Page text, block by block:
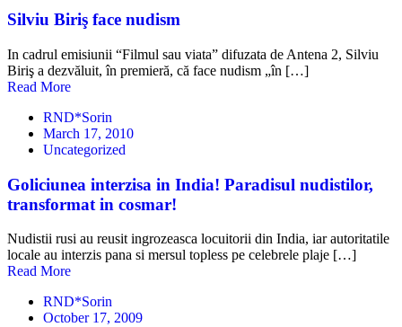
Silviu Biriş face nudism
In cadrul emisiunii “Filmul sau viata” difuzata de Antena 2, Silviu
Biriş a dezvăluit, în premieră, că face nudism „în […]
Read More
RND*Sorin
March 17, 2010
Uncategorized
Goliciunea interzisa in India! Paradisul nudistilor,
transformat in cosmar!
Nudistii rusi au reusit ingrozeasca locuitorii din India, iar autoritatile
locale au interzis pana si mersul topless pe celebrele plaje […]
Read More
RND*Sorin
October 17, 2009